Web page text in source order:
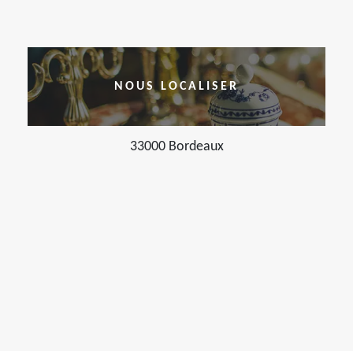
NOUS LOCALISER
33000 Bordeaux